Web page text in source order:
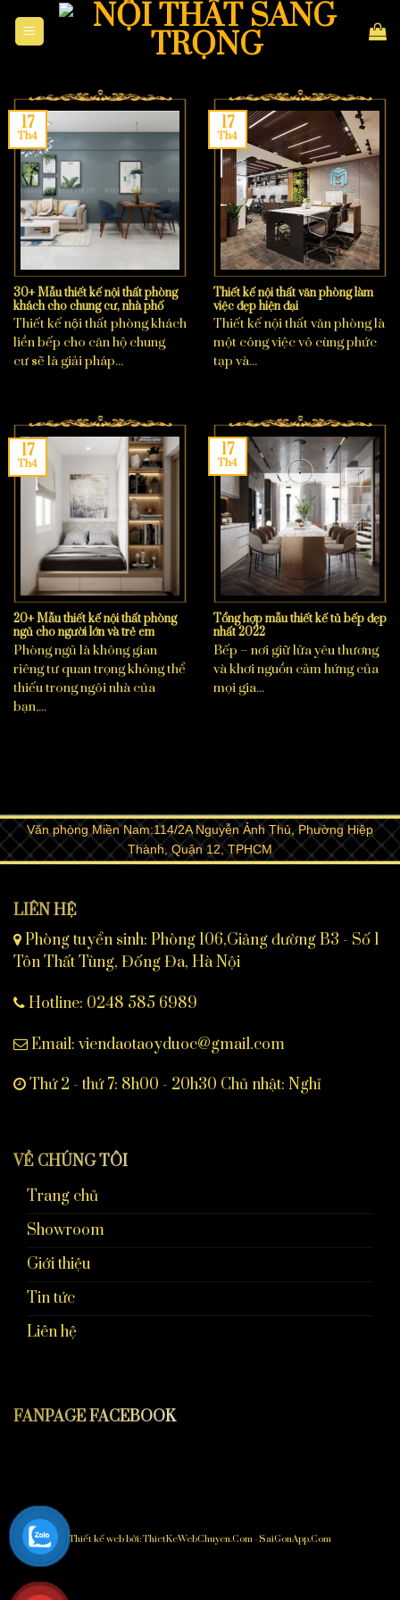
30+ Mẫu thiết kế nội thất phòng
khách cho chung cư, nhà phố
Thiết kế nội thất phòng khách
liền bếp cho căn hộ chung
cư sẽ là giải pháp...
17
Th4
Thiết kế nội thất văn phòng làm
việc đẹp hiện đại
Thiết kế nội thất văn phòng là
một công việc vô cùng phức
tạp và...
17
Th4
20+ Mẫu thiết kế nội thất phòng
ngủ cho người lớn và trẻ em
Phòng ngủ là không gian
riêng tư quan trọng không thể
thiếu trong ngôi nhà của
bạn,...
17
Th4
Tổng hợp mẫu thiết kế tủ bếp đẹp
nhất 2022
Bếp – nơi giữ lửa yêu thương
và khơi nguồn cảm hứng của
mọi gia...
17
Th4
Văn phòng Miền Nam:114/2A Nguyễn Ảnh Thủ, Phường Hiệp
Thành, Quận 12, TPHCM
LIÊN HỆ
Phòng tuyển sinh: Phòng 106,Giảng đường B3 - Số 1
Tôn Thất Tùng, Đống Đa, Hà Nội
Hotline: 0248 585 6989
Email: viendaotaoyduoc@gmail.com
Thứ 2 - thứ 7: 8h00 - 20h30 Chủ nhật: Nghỉ
VỀ CHÚNG TÔI
Trang chủ
Showroom
Giới thiệu
Tin tức
Liên hệ
FANPAGE FACEBOOK
Thiết kế web bởi:ThietKeWebChuyen.Com-SaiGonApp.Com